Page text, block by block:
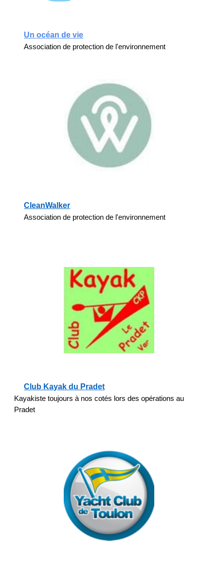
Un océan de vie
Association de protection de l'environnement
CleanWalker
Association de protection de l'environnement
Club Kayak du Pradet
Kayakiste toujours à nos cotés lors des opérations au
Pradet